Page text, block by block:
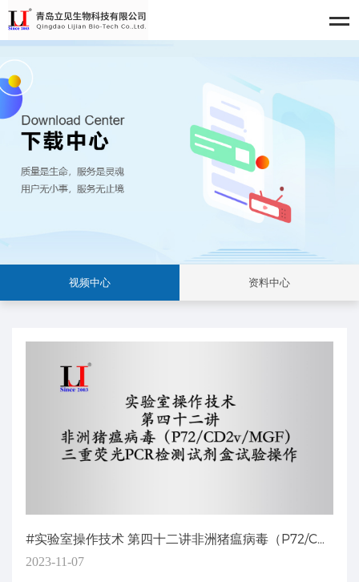
视频中心 资料中心
2023-11-07